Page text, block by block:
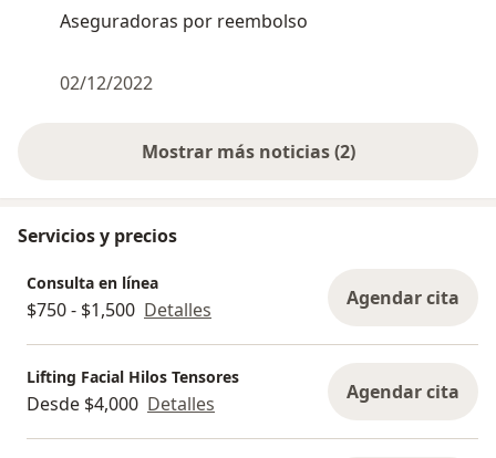
Aseguradoras por reembolso
02/12/2022
Mostrar más noticias (2)
Servicios y precios
Consulta en línea
$750 - $1,500 Detalles Agendar cita
Lifting Facial Hilos Tensores
Desde $4,000 Detalles Agendar cita